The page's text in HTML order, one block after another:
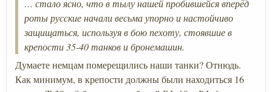
… стало ясно, что в тылу нашей пробившейся вперёд
роты русские начали весьма упорно и настойчиво
защищаться, используя в бою пехоту, стоявшие в
крепости 35-40 танков и бронемашин.
Думаете немцам померещились наши танки? Отнюдь.
Как минимум, в крепости должны были находиться 16